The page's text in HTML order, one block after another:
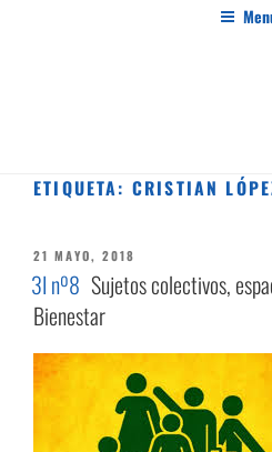
ETIQUETA: CRISTIAN
PUBLICADO
EL
21 MAYO, 2018
3I nº8 Sujetos colectivos,
Bienestar